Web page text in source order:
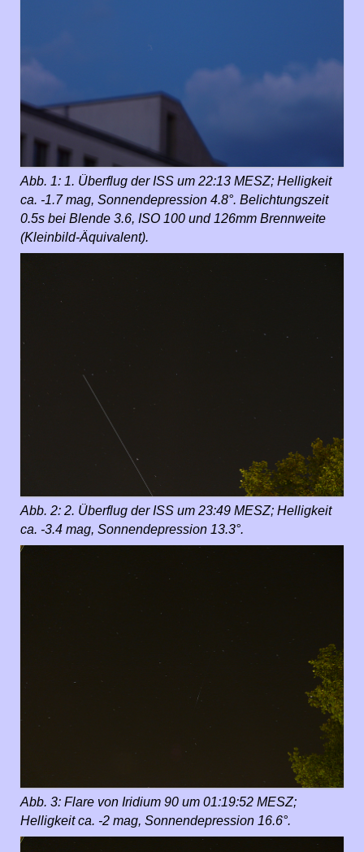
Abb. 1: 1. Überflug der ISS um 22:13 MESZ; Helligkeit
ca. -1.7 mag, Sonnendepression 4.8°. Belichtungszeit
0.5s bei Blende 3.6, ISO 100 und 126mm Brennweite
(Kleinbild-Äquivalent).
Abb. 2: 2. Überflug der ISS um 23:49 MESZ; Helligkeit
ca. -3.4 mag, Sonnendepression 13.3°.
Abb. 3: Flare von Iridium 90 um 01:19:52 MESZ;
Helligkeit ca. -2 mag, Sonnendepression 16.6°.